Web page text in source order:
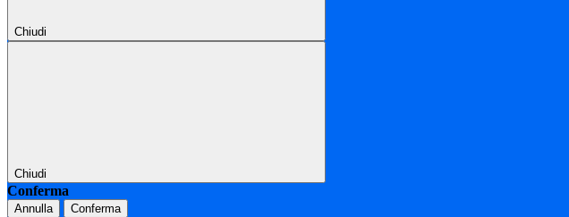
Chiudi
Chiudi
Conferma
Annulla Conferma